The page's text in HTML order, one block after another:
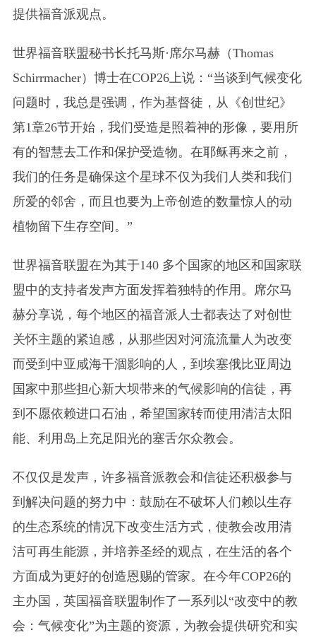
提供福音派观点。
世界福音联盟秘书长托马斯·席尔马赫（Thomas
Schirrmacher）博士在COP26上说：“当谈到气候变化
问题时，我总是强调，作为基督徒，从《创世纪》
第1章26节开始，我们受造是照着神的形像，要用所
有的智慧去工作和保护受造物。在耶稣再来之前，
我们的任务是确保这个星球不仅为我们人类和我们
所爱的邻舍，而且也要为上帝创造的数量惊人的动
植物留下生存空间。”
世界福音联盟在为其于140 多个国家的地区和国家联
盟中的支持者发声方面发挥着独特的作用。席尔马
赫分享说，每个地区的福音派人士都表达了对创世
关怀主题的紧迫感，从那些因对河流流量人为改变
而受到中亚咸海干涸影响的人，到埃塞俄比亚周边
国家中那些担心新大坝带来的气候影响的信徒，再
到不愿依赖进口石油，希望国家转而使用清洁太阳
能、利用岛上充足阳光的塞舌尔众教会。
不仅仅是发声，许多福音派教会和信徒还积极参与
到解决问题的努力中：鼓励在不破坏人们赖以生存
的生态系统的情况下改变生活方式，使教会改用清
洁可再生能源，并培养圣经的观点，在生活的各个
方面成为更好的创造恩赐的管家。在今年COP26的
主办国，英国福音联盟制作了一系列以“改变中的教
会：气候变化”为主题的资源，为教会提供研究和实